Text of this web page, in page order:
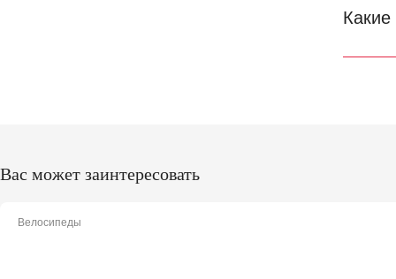
Вас может заинтересовать
Велосипеды